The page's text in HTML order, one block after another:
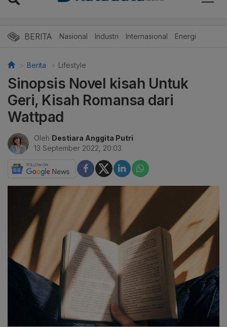
BERITA Nasional Industri Internasional Energi
Berita Lifestyle
Sinopsis Novel kisah Untuk
Geri, Kisah Romansa dari
Wattpad
Oleh Destiara Anggita Putri
13 September 2022, 20:03